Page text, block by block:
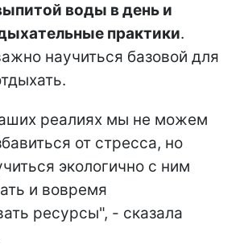
воды в день и
практики.
научиться базовой для
реалиях мы не можем
от стресса, но
экологично с ним
и вовремя
ресурсы", - сказала